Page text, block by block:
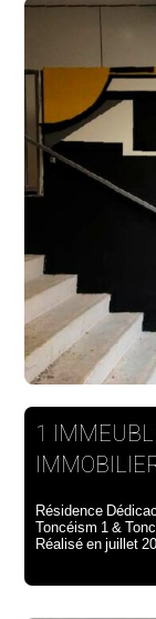
1
Résidence
Toncéism 1 &
Réalisé en juillet